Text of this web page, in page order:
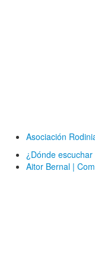
Asociación
¿Dónde
Aitor Bernal |